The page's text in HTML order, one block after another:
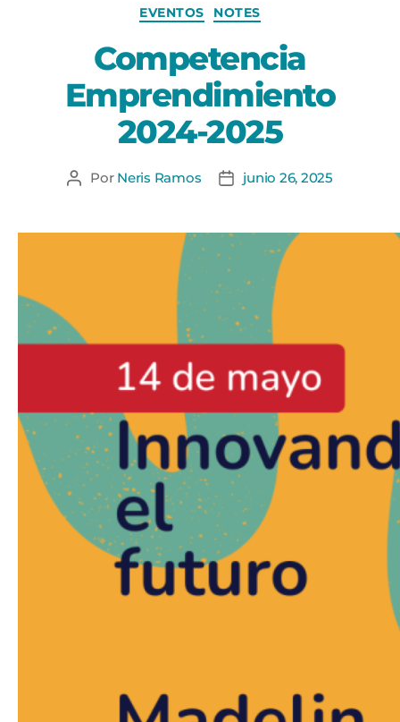
EVENTOS NOTES
Competencia
Emprendimiento
2024-2025
Por Neris Ramos junio 26, 2025